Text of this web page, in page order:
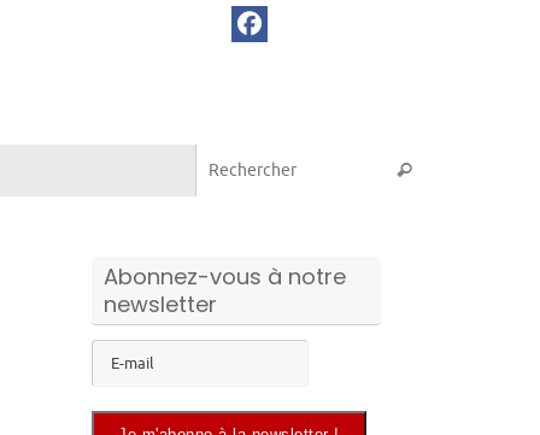
Rechercher
Abonnez-vous à notre
newsletter